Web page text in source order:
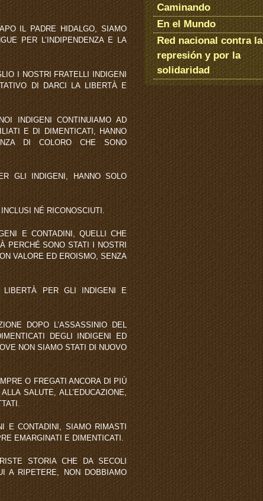
IL PADRE HIDALGO, SIAMO
PER L’INDIPENDENZA E LA
I NOSTRI FRATELLI INDIGENI
DI DARCI LA LIBERTÀ E
INDIGENI CONTINUIAMO AD
E DI DIMENTICATI, HANNO
DI COLORO CHE SONO
GLI INDIGENI, HANNO SOLO
NÉ RICONOSCIUTI.
E CONTADINI, QUELLI CHE
PERCHÉ SONO STATI I NOSTRI
VALORE ED EROISMO, SENZA
PER GLI INDIGENI E
DOPO L’ASSASSINIO DEL
DEGLI INDIGENI ED
NON SIAMO STATI DI NUOVO
O FREGATI ANCORA DI PIÙ
SALUTE, ALL’EDUCAZIONE,
E CONTADINI, SIAMO RIMASTI
EMARGINATI E DIMENTICATI.
STORIA CHE DA SECOLI
A RIPETERE, NON DOBBIAMO
Caminando
En el Mundo
Red nacional contra la
represión y por la
solidaridad